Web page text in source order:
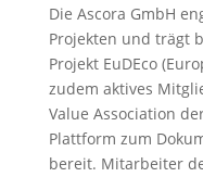
Die Ascora GmbH
Projekten und trägt
Projekt EuDEco
zudem aktives
Value Association
Plattform zum
bereit. Mitarbeiter